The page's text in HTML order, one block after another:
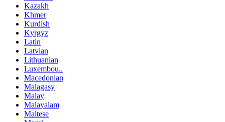
Kazakh
Khmer
Kurdish
Kyrgyz
Latin
Latvian
Lithuanian
Luxembou..
Macedonian
Malagasy
Malay
Malayalam
Maltese